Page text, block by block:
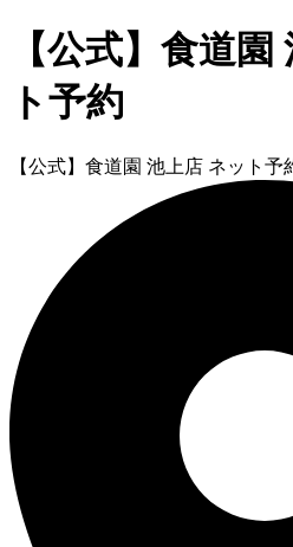
【公式】食道園
ト予約
【公式】食道園 池上店 ネット予